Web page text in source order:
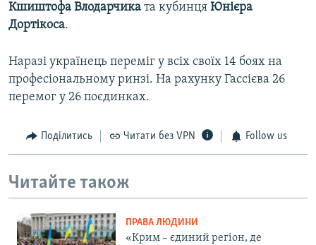
Кшиштофа Влодарчика та кубинця Юнієра
Дортікоса.
Наразі українець переміг у всіх своїх 14 боях на
професіональному ринзі. На рахунку Гассієва 26
перемог у 26 поєдинках.
Поділитись Читати без VPN Follow us
Читайте також
ПРАВА ЛЮДИНИ
«Крим – єдиний регіон, де